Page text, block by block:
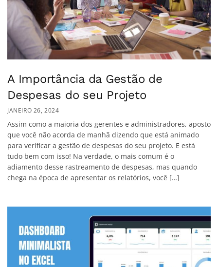
A Importância da Gestão de
Despesas do seu Projeto
JANEIRO 26, 2024
Assim como a maioria dos gerentes e administradores, aposto
que você não acorda de manhã dizendo que está animado
para verificar a gestão de despesas do seu projeto. E está
tudo bem com isso! Na verdade, o mais comum é o
adiamento desse rastreamento de despesas, mas quando
chega na época de apresentar os relatórios, você […]